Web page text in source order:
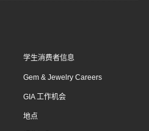
学生消费者信息
Gem & Jewelry Careers
GIA 工作机会
地点